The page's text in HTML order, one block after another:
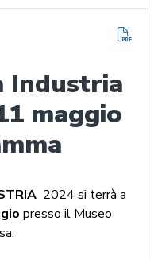
Industria
maggio
2024 si terrà a
presso il Museo